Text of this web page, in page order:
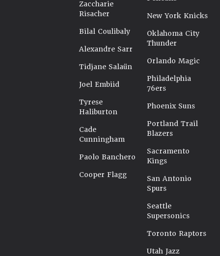
Zaccharie
Risacher
Bilal Coulibaly
Alexandre Sarr
Tidjane Salaün
Joel Embiid
Tyrese
Haliburton
Cade
Cunningham
Paolo Banchero
Cooper Flagg
New York Knicks
Oklahoma City
Thunder
Orlando Magic
Philadelphia
76ers
Phoenix Suns
Portland Trail
Blazers
Sacramento
Kings
San Antonio
Spurs
Seattle
Supersonics
Toronto Raptors
Utah Jazz